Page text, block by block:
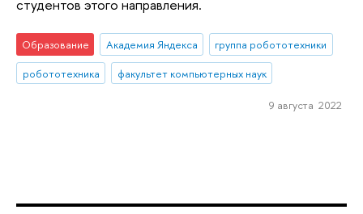
студентов этого направления.
Образование Академия Яндекса
группа робототехники
робототехника
факультет компьютерных наук
9 августа 2022